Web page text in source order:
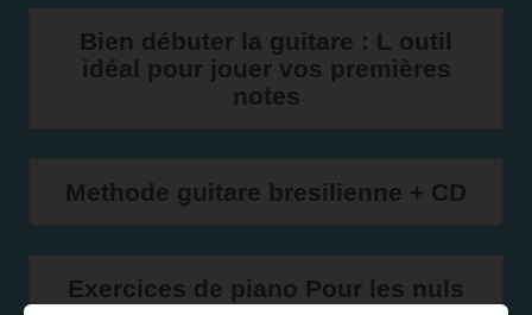
Bien débuter la guitare : L outil
idéal pour jouer vos premières
notes
Methode guitare bresilienne + CD
Exercices de piano Pour les nuls